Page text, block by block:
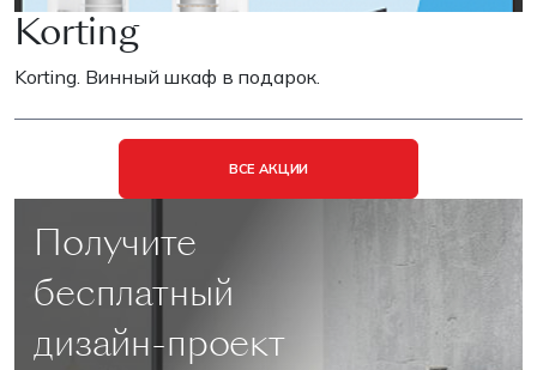
Korting
Korting. Винный шкаф в подарок.
ВСЕ АКЦИИ
Получите
бесплатный
дизайн-проект